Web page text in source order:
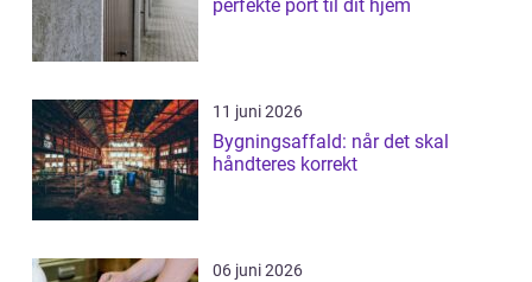
perfekte port til dit hjem
11 juni 2026
Bygningsaffald: når det skal
håndteres korrekt
06 juni 2026